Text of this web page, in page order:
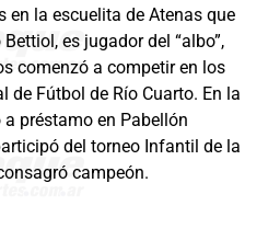
la escuelita de Atenas que
es jugador del “albo”,
comenzó a competir en los
de Fútbol de Río Cuarto. En la
préstamo en Pabellón
del torneo Infantil de la
campeón.